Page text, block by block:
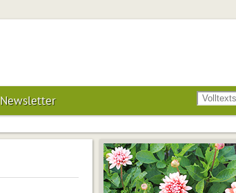
Newsletter